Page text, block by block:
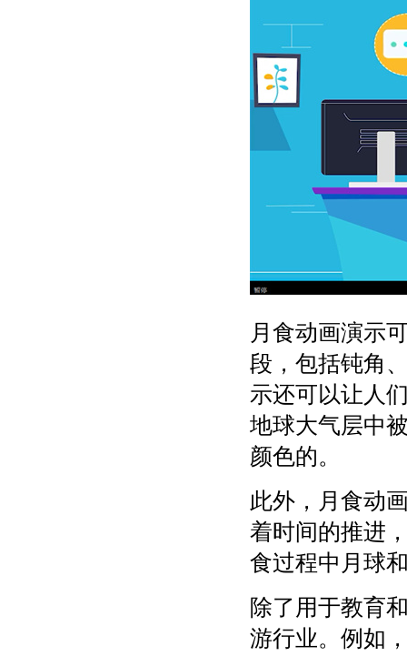
月食动画演示
段，包括钝角
示还可以让人
地球大气层中
颜色的。
此外，月食动
着时间的推进
食过程中月球
除了用于教育
游行业。例如